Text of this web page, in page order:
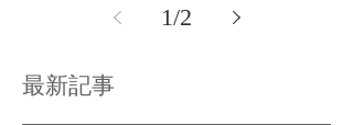
1/2
最新記事